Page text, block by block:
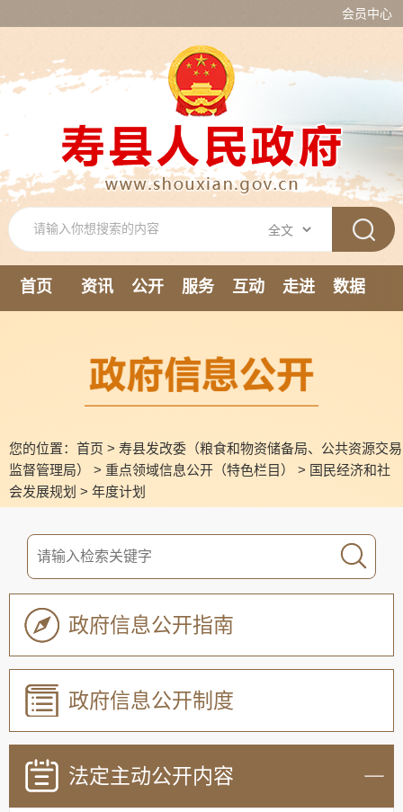
会员中心
首页 资讯 公开 服务 互动 走进
数据
您的位置： 首页 > 寿县发改委（粮食和物资储备局、公共资源交易
监督管理局） > 重点领域信息公开（特色栏目） > 国民经济和社
会发展规划 > 年度计划
政府信息公开指南
政府信息公开制度
法定主动公开内容